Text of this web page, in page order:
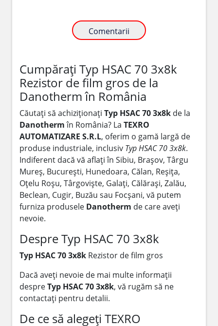
Comentarii
Cumpărați Typ HSAC 70 3x8k
Rezistor de film gros de la
Danotherm în România
Căutați să achiziționați Typ HSAC 70 3x8k de la
Danothermîn România? La TEXRO
AUTOMATIZARE S.R.L, oferim o gamă largă de
produse industriale, inclusiv Typ HSAC 70 3x8k.
Indiferent dacă vă aflați în Sibiu, Brașov, Târgu
Mureș, București, Hunedoara, Călan, Reșița,
Oțelu Roșu, Târgoviște, Galați, Călărași, Zalău,
Beclean, Cugir, Buzău sau Focșani, vă putem
furniza produsele Danotherm de care aveți
nevoie.
Despre Typ HSAC 70 3x8k
Typ HSAC 70 3x8k Rezistor de film gros
Dacă aveți nevoie de mai multe informații
despreTyp HSAC 70 3x8k, vă rugăm să ne
contactați pentru detalii.
De ce să alegeți TEXRO